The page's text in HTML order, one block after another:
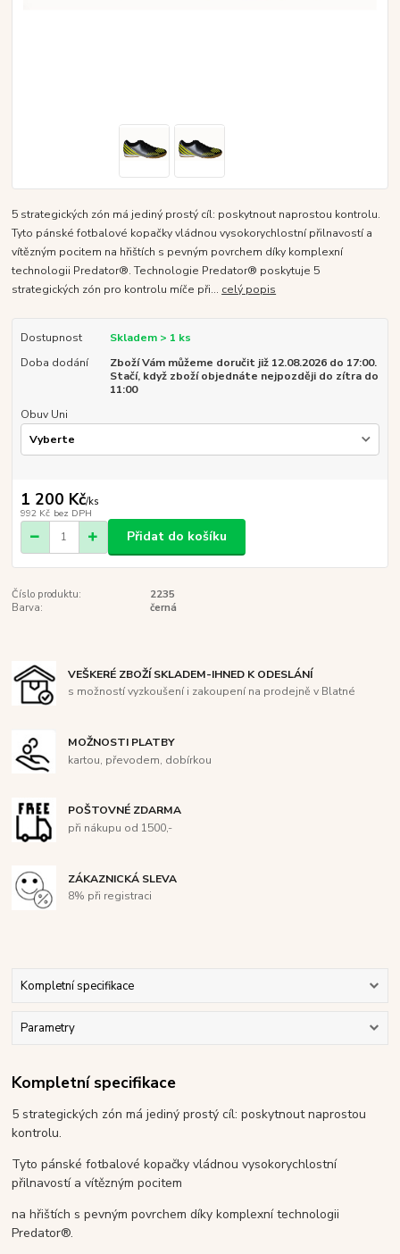
5 strategických zón má jediný prostý cíl: poskytnout naprostou kontrolu.
Tyto pánské fotbalové kopačky vládnou vysokorychlostní přilnavostí a
vítězným pocitem na hřištích s pevným povrchem díky komplexní
technologii Predator®. Technologie Predator® poskytuje 5
strategických zón pro kontrolu míče při... celý popis
Dostupnost
Skladem > 1 ks
Doba dodání
Zboží Vám můžeme doručit již 12.08.2026 do 17:00.
Stačí, když zboží objednáte nejpozději do zítra do
11:00
Obuv Uni
1 200 Kč/ks
992 Kč bez DPH
Přidat do košíku
Číslo produktu:
2235
Barva:
černá
VEŠKERÉ ZBOŽÍ SKLADEM-IHNED K ODESLÁNÍ
s možností vyzkoušení i zakoupení na prodejně v Blatné
MOŽNOSTI PLATBY
kartou, převodem, dobírkou
POŠTOVNÉ ZDARMA
při nákupu od 1500,-
ZÁKAZNICKÁ SLEVA
8% při registraci
Kompletní specifikace
Parametry
Kompletní specifikace
5 strategických zón má jediný prostý cíl: poskytnout naprostou
kontrolu.
Tyto pánské fotbalové kopačky vládnou vysokorychlostní
přilnavostí a vítězným pocitem
na hřištích s pevným povrchem díky komplexní technologii
Predator®.